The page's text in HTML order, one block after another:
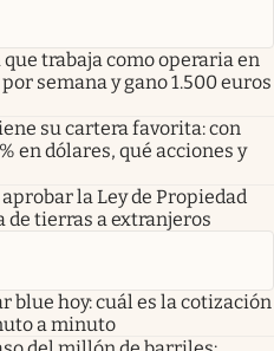
trabaja como operaria en
semana y gano 1.500 euros
su cartera favorita: con
en dólares, qué acciones y
la Ley de Propiedad
de tierras a extranjeros
blue hoy: cuál es la cotización
a minuto